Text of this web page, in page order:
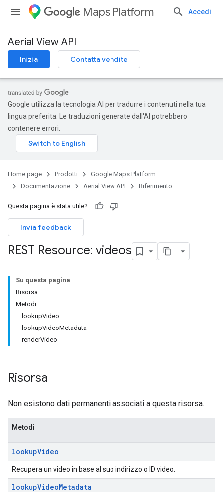
Maps Platform Accedi
Aerial View API
Inizia Contatta vendite
Google utilizza la tecnologia AI per tradurre i contenuti nella tua
lingua preferita. Le traduzioni generate dall'AI potrebbero
contenere errori.
Home page Prodotti
Google Maps Platform
Documentazione
Aerial View API Riferimento
Questa pagina è stata utile?
Invia feedback
REST Resource: videos
Su questa pagina
Risorsa
Metodi
lookupVideo
lookupVideoMetadata
renderVideo
Risorsa
Non esistono dati permanenti associati a questa risorsa.
Metodi
lookupVideo
Recupera un video in base al suo indirizzo o ID video.
lookupVideoMetadata